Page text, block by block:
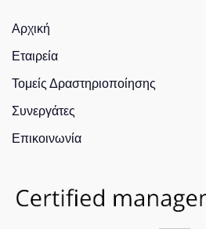
Αρχική
Εταιρεία
Τομείς Δραστηριοποίησης
Συνεργάτες
Επικοινωνία